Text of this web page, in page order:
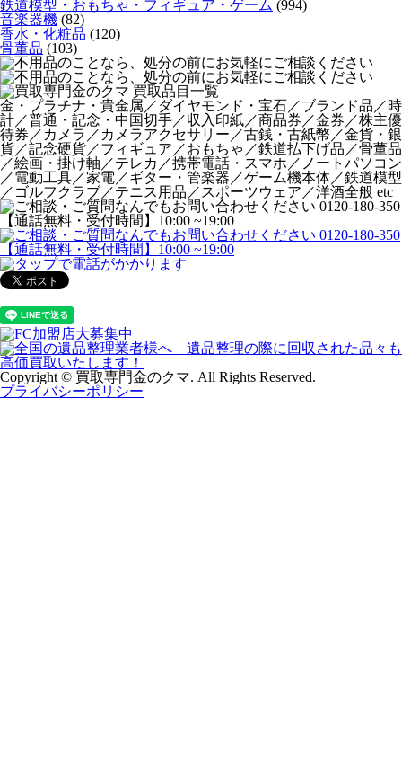
鉄道模型・おもちゃ・フィギュア・ゲーム (994)
音楽器機 (82)
香水・化粧品 (120)
骨董品 (103)
金・プラチナ・貴金属／ダイヤモンド・宝石／ブランド品／時
計／普通・記念・中国切手／収入印紙／商品券／金券／株主優
待券／カメラ／カメラアクセサリー／古銭・古紙幣／金貨・銀
貨／記念硬貨／フィギュア／おもちゃ／鉄道払下げ品／骨董品
／絵画・掛け軸／テレカ／携帯電話・スマホ／ノートパソコン
／電動工具／家電／ギター・管楽器／ゲーム機本体／鉄道模型
／ゴルフクラブ／テニス用品／スポーツウェア／洋酒全般 etc
Copyright © 買取専門金のクマ. All Rights Reserved.
プライバシーポリシー